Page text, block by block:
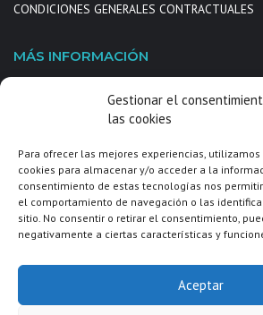
Gestionar el
las cookies
Para ofrecer las mejores experiencias,
cookies para almacenar y/o acceder a la
consentimiento de estas tecnologías nos
el comportamiento de navegación o las
sitio. No consentir o retirar el consentimiento,
negativamente a ciertas características y
Aceptar
CONDICIONES GENERALES CONTRACTUALES
MÁS INFORMACIÓN
WhatsApp: 635639175
info@concedetedeseos.com
Mujeres Viajeras Cataluña by @concedetedeseos